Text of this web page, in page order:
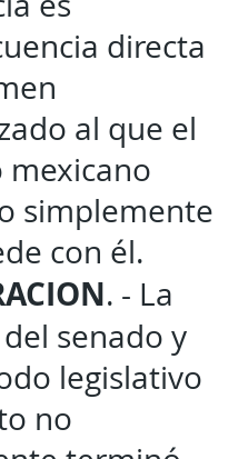
directa
al que el
mexicano
simplemente
con él.
. - La
senado y
legislativo
no